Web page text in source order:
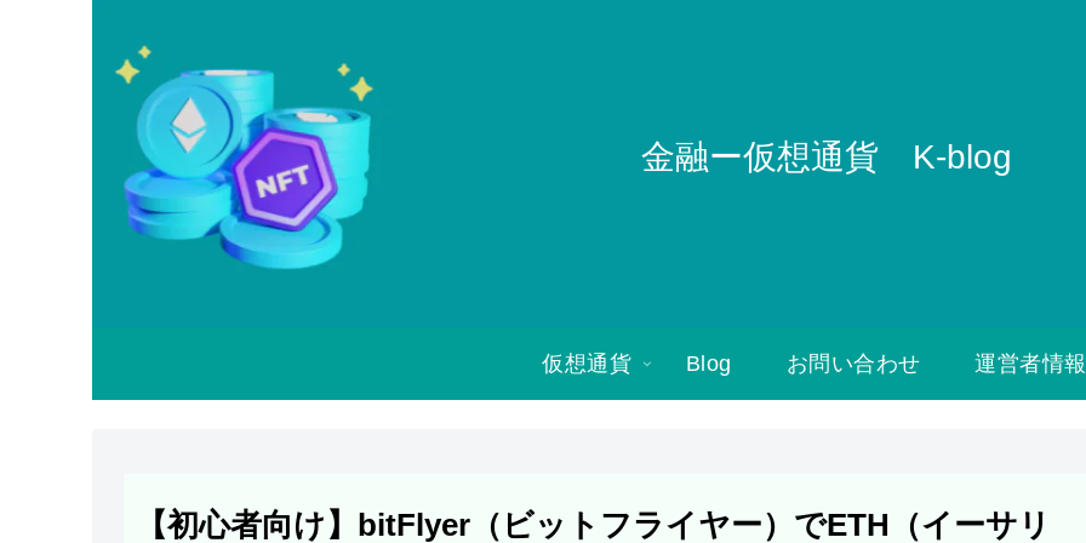
金融ー仮想通貨 K-blog
仮想通貨 Blog お問い合わせ 運営者情報
【初心者向け】bitFlyer（ビットフライヤー）でETH（イーサリ